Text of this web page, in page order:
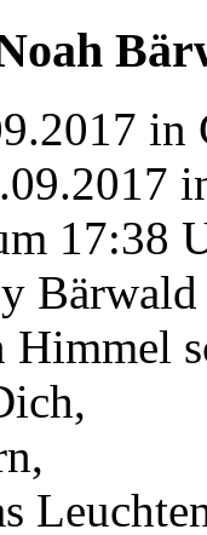
in
17:38
Bärwald
Himmel